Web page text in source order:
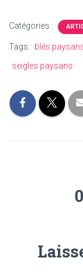
Catégories :
Tags: blés
seigles paysans